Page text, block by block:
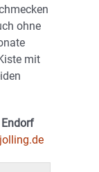
ohne
mit